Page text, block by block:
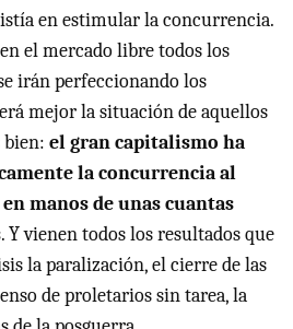
en estimular la concurrencia.
el mercado libre todos los
irán perfeccionando los
mejor la situación de aquellos
bien: el gran capitalismo ha
la concurrencia al
manos de unas cuantas
. Y vienen todos los resultados que
la paralización, el cierre de las
de proletarios sin tarea, la